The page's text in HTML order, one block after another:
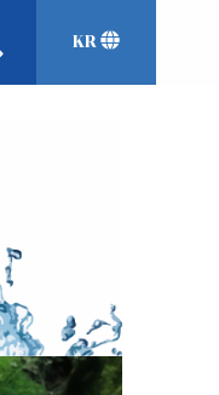
KR